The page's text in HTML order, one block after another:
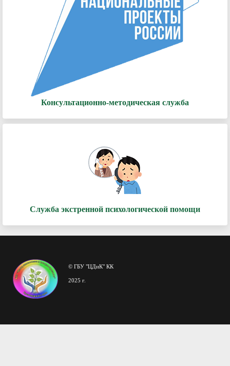
Консультационно-методическая служба
Служба экстренной психологической помощи
© ГБУ "ЦДиК" КК
2025 г.